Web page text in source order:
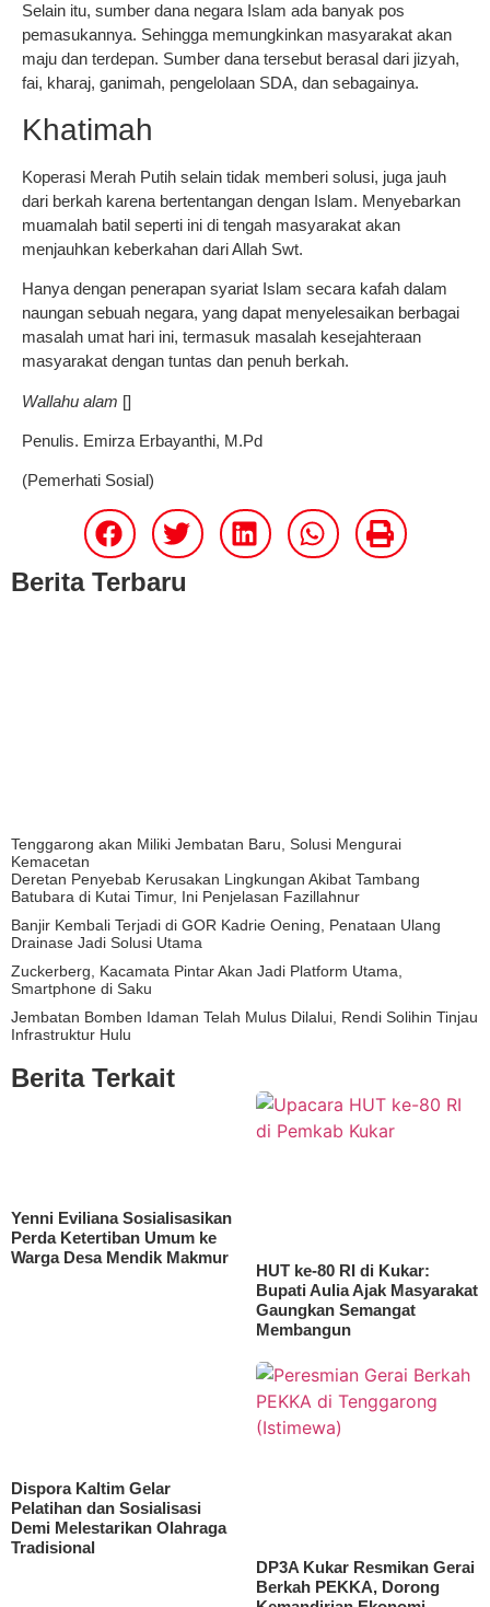
Selain itu, sumber dana negara Islam ada banyak pos
pemasukannya. Sehingga memungkinkan masyarakat akan
maju dan terdepan. Sumber dana tersebut berasal dari jizyah,
fai, kharaj, ganimah, pengelolaan SDA, dan sebagainya.
Khatimah
Koperasi Merah Putih selain tidak memberi solusi, juga jauh
dari berkah karena bertentangan dengan Islam. Menyebarkan
muamalah batil seperti ini di tengah masyarakat akan
menjauhkan keberkahan dari Allah Swt.
Hanya dengan penerapan syariat Islam secara kafah dalam
naungan sebuah negara, yang dapat menyelesaikan berbagai
masalah umat hari ini, termasuk masalah kesejahteraan
masyarakat dengan tuntas dan penuh berkah.
Wallahu alam []
Penulis. Emirza Erbayanthi, M.Pd
(Pemerhati Sosial)
Berita Terbaru
Tenggarong akan Miliki Jembatan Baru, Solusi Mengurai
Kemacetan
Deretan Penyebab Kerusakan Lingkungan Akibat Tambang
Batubara di Kutai Timur, Ini Penjelasan Fazillahnur
Banjir Kembali Terjadi di GOR Kadrie Oening, Penataan Ulang
Drainase Jadi Solusi Utama
Zuckerberg, Kacamata Pintar Akan Jadi Platform Utama,
Smartphone di Saku
Jembatan Bomben Idaman Telah Mulus Dilalui, Rendi Solihin Tinjau
Infrastruktur Hulu
Berita Terkait
Yenni Eviliana Sosialisasikan
Perda Ketertiban Umum ke
Warga Desa Mendik Makmur
HUT ke-80 RI di Kukar:
Bupati Aulia Ajak Masyarakat
Gaungkan Semangat
Membangun
Dispora Kaltim Gelar
Pelatihan dan Sosialisasi
Demi Melestarikan Olahraga
Tradisional
DP3A Kukar Resmikan Gerai
Berkah PEKKA, Dorong